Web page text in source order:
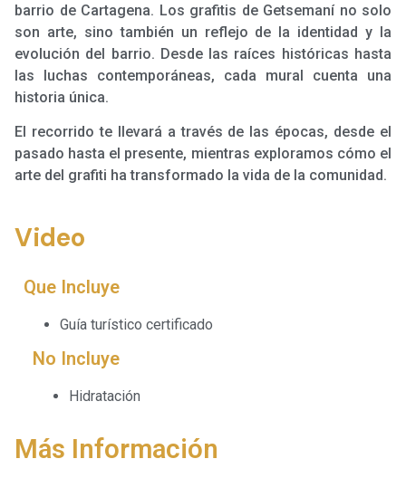
barrio de Cartagena. Los grafitis de Getsemaní no solo
son arte, sino también un reflejo de la identidad y la
evolución del barrio. Desde las raíces históricas hasta
las luchas contemporáneas, cada mural cuenta una
historia única.
El recorrido te llevará a través de las épocas, desde el
pasado hasta el presente, mientras exploramos cómo el
arte del grafiti ha transformado la vida de la comunidad.
Video
Que Incluye
Guía turístico certificado
No Incluye
Hidratación
Más Información